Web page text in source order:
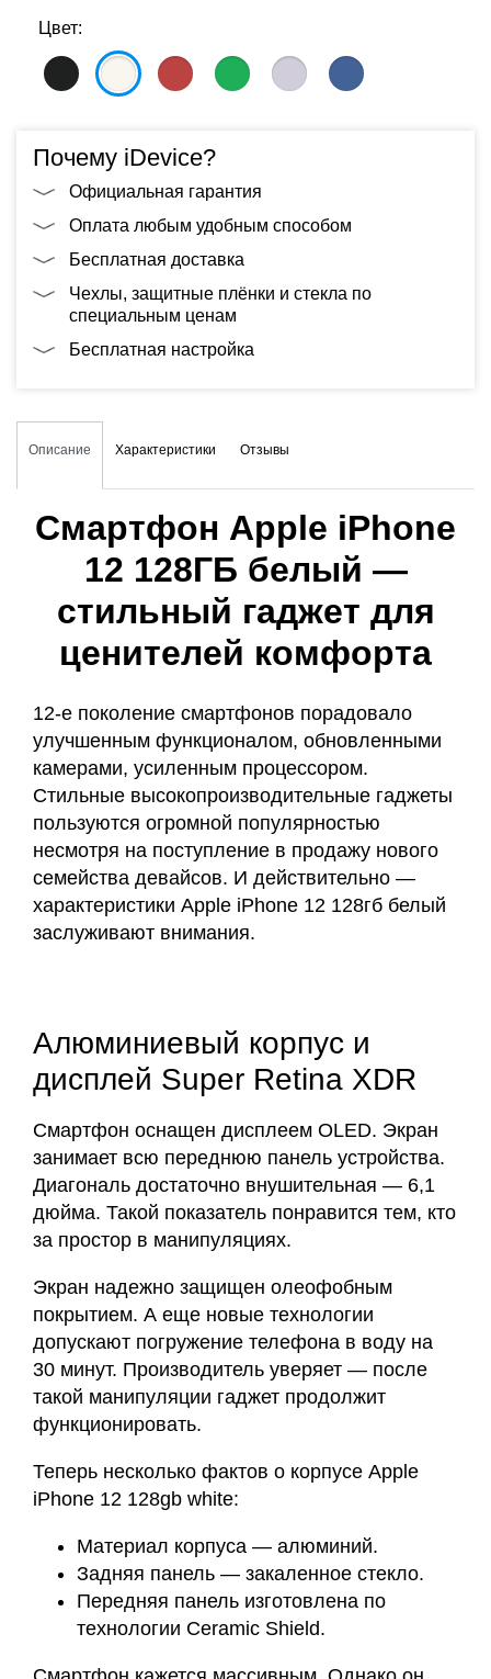
Цвет:
Почему iDevice?
Официальная гарантия
Оплата любым удобным способом
Бесплатная доставка
Чехлы, защитные плёнки и стекла по
специальным ценам
Бесплатная настройка
Описание Характеристики Отзывы
Смартфон Apple iPhone
12 128ГБ белый —
стильный гаджет для
ценителей комфорта
12-е поколение смартфонов порадовало
улучшенным функционалом, обновленными
камерами, усиленным процессором.
Стильные высокопроизводительные гаджеты
пользуются огромной популярностью
несмотря на поступление в продажу нового
семейства девайсов. И действительно —
характеристики Apple iPhone 12 128гб белый
заслуживают внимания.
Алюминиевый корпус и
дисплей Super Retina XDR
Смартфон оснащен дисплеем OLED. Экран
занимает всю переднюю панель устройства.
Диагональ достаточно внушительная — 6,1
дюйма. Такой показатель понравится тем, кто
за простор в манипуляциях.
Экран надежно защищен олеофобным
покрытием. А еще новые технологии
допускают погружение телефона в воду на
30 минут. Производитель уверяет — после
такой манипуляции гаджет продолжит
функционировать.
Теперь несколько фактов о корпусе Apple
iPhone 12 128gb white:
Материал корпуса — алюминий.
Задняя панель — закаленное стекло.
Передняя панель изготовлена по
технологии Ceramic Shield.